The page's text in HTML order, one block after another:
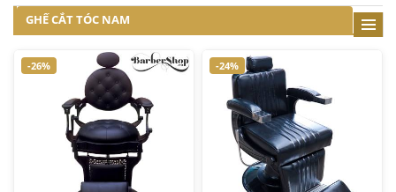
GHẾ CẮT TÓC NAM
-26% -24%